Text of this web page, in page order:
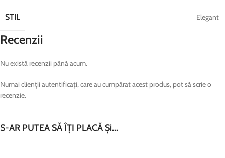
STIL Elegant
Recenzii
Nu există recenzii până acum.
Numai clienții autentificați, care au cumpărat acest produs, pot să scrie o
recenzie.
S-AR PUTEA SĂ ÎȚI PLACĂ Și...